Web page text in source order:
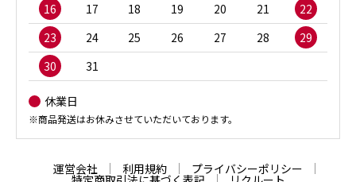
16
17 18 19 20 21
22
23
24 25 26 27 28
29
30
31
休業日
※商品発送はお休みさせていただいております。
運営会社 利用規約 プライバシーポリシー